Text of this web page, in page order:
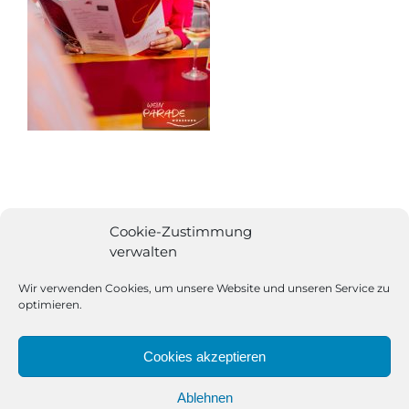
Cookie-Zustimmung
verwalten
Wir verwenden Cookies, um unsere Website und unseren Service zu
optimieren.
Cookies akzeptieren
Ablehnen